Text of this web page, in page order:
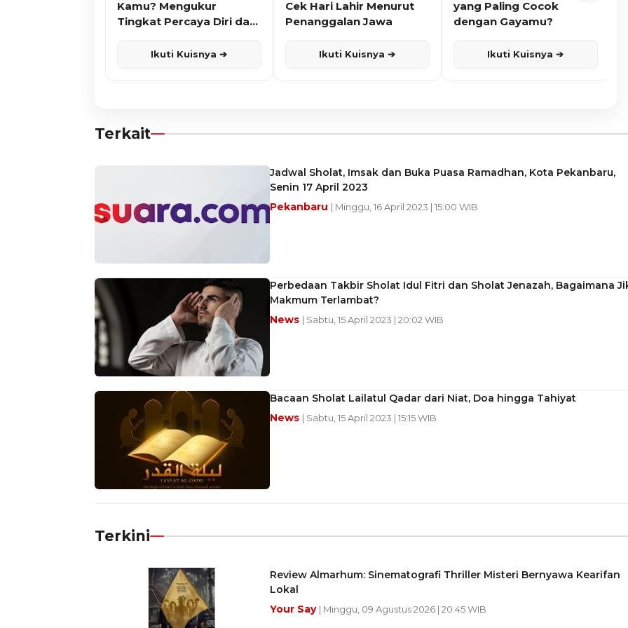
Kamu? Mengukur
Tingkat Percaya Diri dan
Ikuti Kuisnya ➔
Cek Hari Lahir Menurut
Penanggalan Jawa
Ikuti Kuisnya ➔
yang Paling Cocok
dengan Gayamu?
Ikuti Kuisnya ➔
Terkait
Jadwal Sholat, Imsak dan Buka Puasa Ramadhan, Kota Pekanbaru,
Senin 17 April 2023
Pekanbaru | Minggu, 16 April 2023 | 15:00 WIB
Perbedaan Takbir Sholat Idul Fitri dan Sholat Jenazah, Bagaimana
Makmum Terlambat?
News | Sabtu, 15 April 2023 | 20:02 WIB
Bacaan Sholat Lailatul Qadar dari Niat, Doa hingga Tahiyat
News | Sabtu, 15 April 2023 | 15:15 WIB
Terkini
Review Almarhum: Sinematografi Thriller Misteri Bernyawa Kearifan
Lokal
Your Say | Minggu, 09 Agustus 2026 | 20:45 WIB